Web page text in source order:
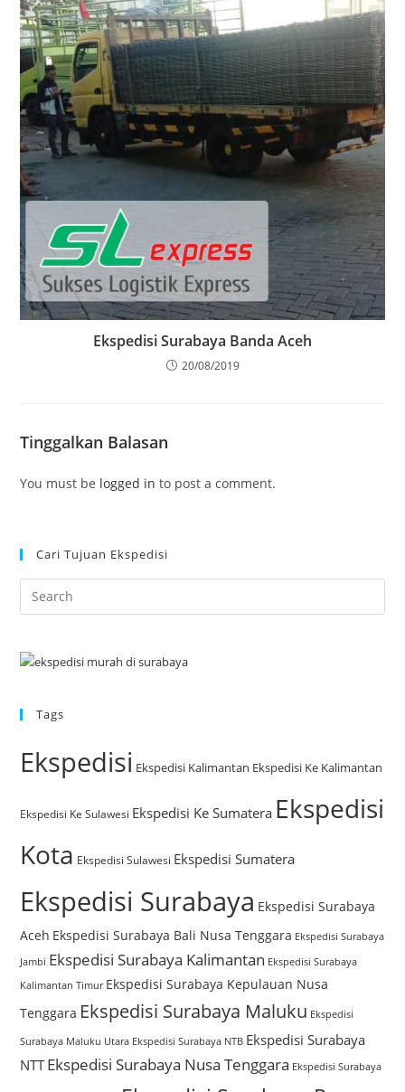
Ekspedisi Surabaya Banda Aceh
20/08/2019
Tinggalkan Balasan
You must be logged in to post a comment.
Cari Tujuan Ekspedisi
Tags
Ekspedisi Ekspedisi Kalimantan Ekspedisi Ke Kalimantan
Ekspedisi Ke Sulawesi Ekspedisi Ke Sumatera Ekspedisi
Kota Ekspedisi Sulawesi Ekspedisi Sumatera
Ekspedisi Surabaya Ekspedisi Surabaya
Aceh Ekspedisi Surabaya Bali Nusa Tenggara Ekspedisi Surabaya
Jambi Ekspedisi Surabaya Kalimantan Ekspedisi Surabaya
Kalimantan Timur Ekspedisi Surabaya Kepulauan Nusa
Tenggara Ekspedisi Surabaya Maluku Ekspedisi
Surabaya Maluku Utara Ekspedisi Surabaya NTB Ekspedisi Surabaya
NTTEkspedisi Surabaya Nusa Tenggara Ekspedisi Surabaya